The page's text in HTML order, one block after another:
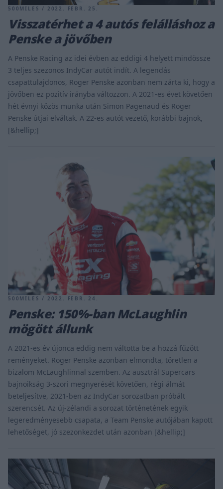
500MILES / 2022. FEBR. 25.
Visszatérhet a 4 autós felálláshoz a
Penske a jövőben
A Penske Racing az idei évben az eddigi 4 helyett mindössze
3 teljes szezonos IndyCar autót indít. A legendás
csapattulajdonos, Roger Penske azonban nem zárta ki, hogy a
jövőben ez pozitív irányba változzon. A 2021-es évet követően
hét évnyi közös munka után Simon Pagenaud és Roger
Penske útjai elváltak. A 22-es autót vezető, korábbi bajnok,
[&hellip;]
500MILES / 2022. FEBR. 24.
Penske: 150%-ban McLaughlin
mögött állunk
A 2021-es év újonca eddig nem váltotta be a hozzá fűzött
reményeket. Roger Penske azonban elmondta, töretlen a
bizalom McLaughlinnal szemben. Az ausztrál Supercars
bajnoikság 3-szori megnyerését követően, régi álmát
beteljesítve, 2021-ben az IndyCar sorozatban próbált
szerencsét. Az új-zélandi a sorozat történetének egyik
legeredményesebb csapata, a Team Penske autójában kapott
lehetőséget, jó szezonkezdet után azonban [&hellip;]